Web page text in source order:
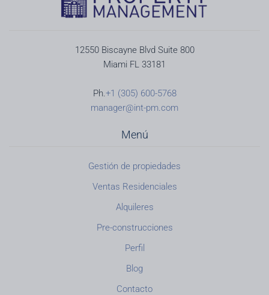
12550 Biscayne Blvd Suite 800
Miami FL 33181
Ph.+1 (305) 600-5768
manager@int-pm.com
Menú
Gestión de propiedades
Ventas Residenciales
Alquileres
Pre-construcciones
Perfil
Blog
Contacto